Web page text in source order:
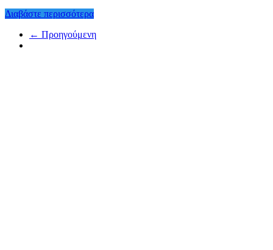
Διαβάστε περισσότερα
← Προηγούμενη